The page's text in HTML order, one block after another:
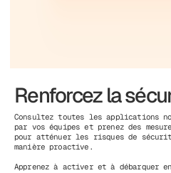
Renforcez la
Consultez toutes les applications
par vos équipes et prenez des
pour atténuer les risques de
manière proactive.
Apprenez à activer et à débarquer